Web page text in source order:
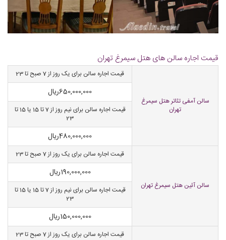
قیمت اجاره سالن های هتل سیمرغ تهران
سالن آمفی تئاتر هتل سیمرغ
تهران
قیمت اجاره سالن برای یک روز از 7 صبح تا 23
650,000,000ریال
قیمت اجاره سالن برای نیم روز از 7 تا 15 یا 15 تا
23
480,000,000ریال
سالن آئین هتل سیمرغ تهران
قیمت اجاره سالن برای یک روز از 7 صبح تا 23
190,000,000ریال
قیمت اجاره سالن برای نیم روز از 7 تا 15 یا 15 تا
23
150,000,000ریال
قیمت اجاره سالن برای یک روز از 7 صبح تا 23